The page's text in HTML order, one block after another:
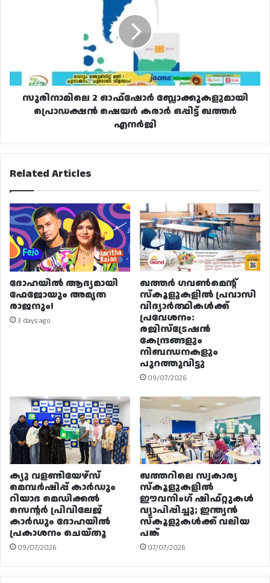
ഒപ്പിട്ട്
ഖത്തർ
എനർജി
സുരിനാമിലെ 2 ഓഫ്‌ഷോർ ബ്ലോക്കുകളുമായി
പ്രൊഡക്ഷൻ ഷെയർ കരാർ ഒപ്പിട്ട് ഖത്തർ
എനർജി
Related Articles
ദോഹയിൽ ആദ്യമായി
ഫേജോയും അമൃത
രാജനും!
3 days ago
ഖത്തർ ഗവൺമെന്റ്
സ്കൂളുകളിൽ പ്രവാസി
വിദ്യാർത്ഥികൾക്ക്
പ്രവേശനം:
രജിസ്ട്രേഷൻ
കേന്ദ്രങ്ങളും
നിബന്ധനകളും
പുറത്തുവിട്ടു
09/07/2026
ക്യു വളണ്ടിയേഴ്‌സ്
മെമ്പർഷിപ്പ് കാർഡും
റിയാദ മെഡിക്കൽ
സെന്റർ പ്രിവിലേജ്
കാർഡും ദോഹയിൽ
പ്രകാശനം ചെയ്തു
09/07/2026
ഖത്തറിലെ സ്വകാര്യ
സ്കൂളുകളിൽ
ഈവനിംഗ് ഷിഫ്റ്റുകൾ
വ്യാപിപ്പിച്ചു; ഇന്ത്യൻ
സ്കൂളുകൾക്ക് വലിയ
പങ്ക്
07/07/2026